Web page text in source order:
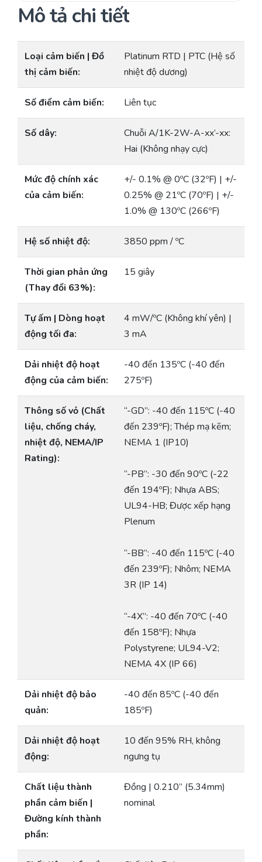
Mô tả chi tiết
Loại cảm biến | Đồ
thị cảm biến:
Platinum RTD | PTC (Hệ số
nhiệt độ dương)
Số điểm cảm biến: Liên tục
Số dây:
Chuỗi A/1K-2W-A-xx’-xx:
Hai (Không nhạy cực)
Mức độ chính xác
của cảm biến:
+/- 0.1% @ 0ºC (32ºF) | +/-
0.25% @ 21ºC (70ºF) | +/-
1.0% @ 130ºC (266ºF)
Hệ số nhiệt độ: 3850 ppm / ºC
Thời gian phản ứng
(Thay đổi 63%):
15 giây
Tự ấm | Dòng hoạt
động tối đa:
4 mW/ºC (Không khí yên) |
3 mA
Dải nhiệt độ hoạt
động của cảm biến:
-40 đến 135ºC (-40 đến
275ºF)
Thông số vỏ (Chất
liệu, chống cháy,
nhiệt độ, NEMA/IP
Rating):
“-GD”: -40 đến 115ºC (-40
đến 239ºF); Thép mạ kẽm;
NEMA 1 (IP10)
“-PB”: -30 đến 90ºC (-22
đến 194ºF); Nhựa ABS;
UL94-HB; Được xếp hạng
Plenum
“-BB”: -40 đến 115ºC (-40
đến 239ºF); Nhôm; NEMA
3R (IP 14)
“-4X”: -40 đến 70ºC (-40
đến 158ºF); Nhựa
Polystyrene; UL94-V2;
NEMA 4X (IP 66)
Dải nhiệt độ bảo
quản:
-40 đến 85ºC (-40 đến
185ºF)
Dải nhiệt độ hoạt
động:
10 đến 95% RH, không
ngưng tụ
Chất liệu thành
phần cảm biến |
Đường kính thành
phần:
Đồng | 0.210” (5.34mm)
nominal